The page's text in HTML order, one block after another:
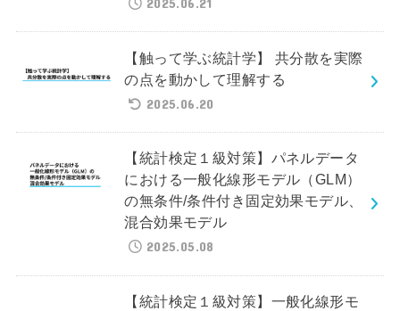
【触って学ぶ統計学】 共分散を実際
の点を動かして理解する
2025.06.20
【統計検定１級対策】パネルデータ
における一般化線形モデル（GLM）
の無条件/条件付き固定効果モデル、
混合効果モデル
2025.05.08
【統計検定１級対策】一般化線形モ